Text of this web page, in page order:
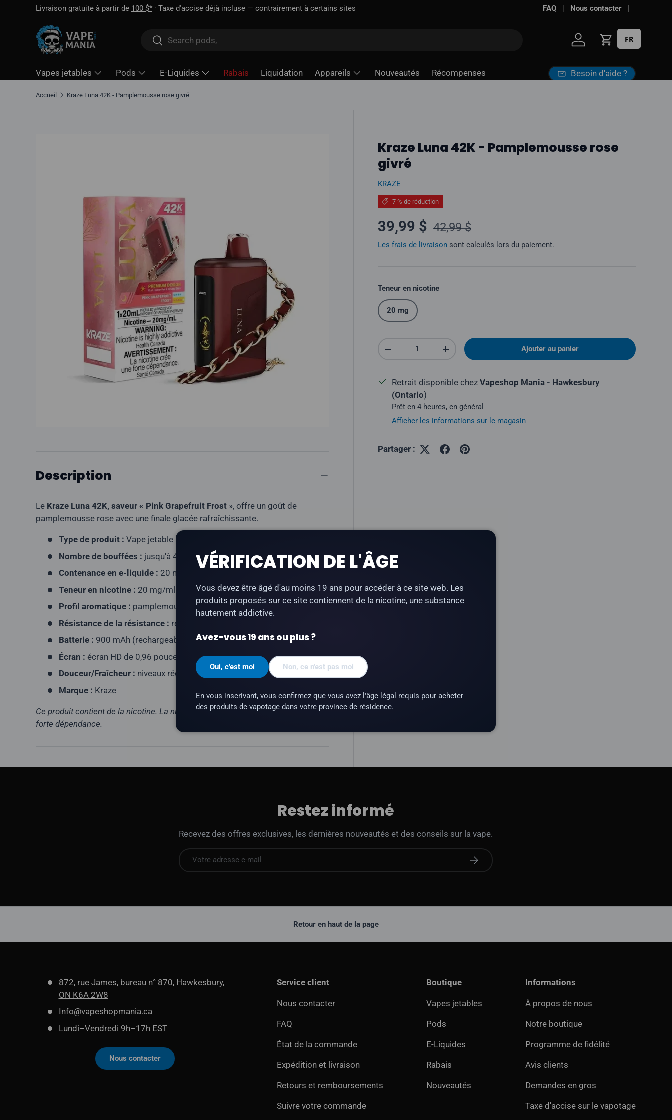
Livraison gratuite à partir de 100 $* · Taxe d'accise déjà incluse — contrairement à certains sites FAQ Nous contacter
Rechercher
Rechercher
Se connecter
Panier
FR
Vapes jetables Pods E-Liquides Rabais Liquidation Appareils Nouveautés Récompenses Besoin d'aide ?
Accueil Kraze Luna 42K - Pamplemousse rose givré
Kraze Luna 42K - Pamplemousse rose
givré
KRAZE
7 % de réduction
Prix soldé
39,99 $ Prix normal
42,99 $
Les frais de livraison sont calculés lors du paiement.
Teneur en nicotine
20 mg
Quantité
Réduire la quantitéAugmenter la quantité Ajouter au panier
Retrait disponible chez Vapeshop Mania - Hawkesbury
(Ontario)
Prêt en 4 heures, en général
Afficher les informations sur le magasin
Partager :
Description
Le Kraze Luna 42K, saveur « Pink Grapefruit Frost », offre un goût de
pamplemousse rose avec une finale glacée rafraîchissante.
Type de produit : Vape jetable rechargeable)
Nombre de bouffées : jusqu'à 42 000
Contenance en e-liquide : 20 ml
Teneur en nicotine : 20 mg/ml
Profil aromatique : pamplemousse rose, glace
Résistance de la résistance : résistance maillée
Batterie : 900 mAh (rechargeable via USB-C)
Écran : écran HD de 0,96 pouces
Douceur/Fraîcheur : niveaux réglables
Marque : Kraze
Ce produit contient de la nicotine. La nicotine est une substance qui crée une
forte dépendance.
Restez informé
Recevez des offres exclusives, les dernières nouveautés et des conseils sur la vape.
E-mail S'abonner
VÉRIFICATION DE L'ÂGE
Vous devez être âgé d'au moins 19 ans pour accéder à ce site web. Les
produits proposés sur ce site contiennent de la nicotine, une substance
hautement addictive.
Avez-vous 19 ans ou plus ?
Oui, c'est moi Non, ce n'est pas moi
En vous inscrivant, vous confirmez que vous avez l'âge légal requis pour acheter
des produits de vapotage dans votre province de résidence.
Retour en haut de la page
872, rue James, bureau n° 870, Hawkesbury,
ON K6A 2W8
Info@vapeshopmania.ca
Lundi–Vendredi 9h–17h EST
Nous contacter
Service client
Nous contacter
FAQ
État de la commande
Expédition et livraison
Retours et remboursements
Suivre votre commande
Boutique
Vapes jetables
Pods
E-Liquides
Rabais
Nouveautés
Informations
À propos de nous
Notre boutique
Programme de fidélité
Avis clients
Demandes en gros
Taxe d'accise sur le vapotage